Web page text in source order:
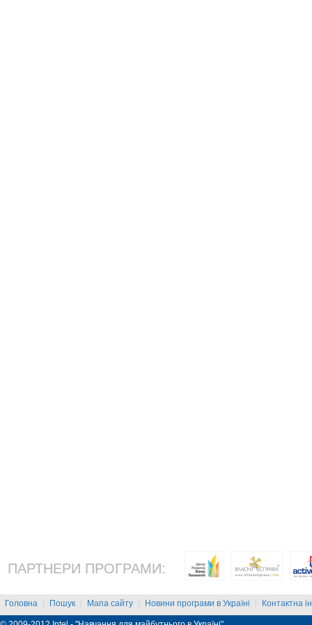
ПАРТНЕРИ ПРОГРАМИ:
Головна | Пошук | Мапа сайту | Новини програми в Україні | Контактна